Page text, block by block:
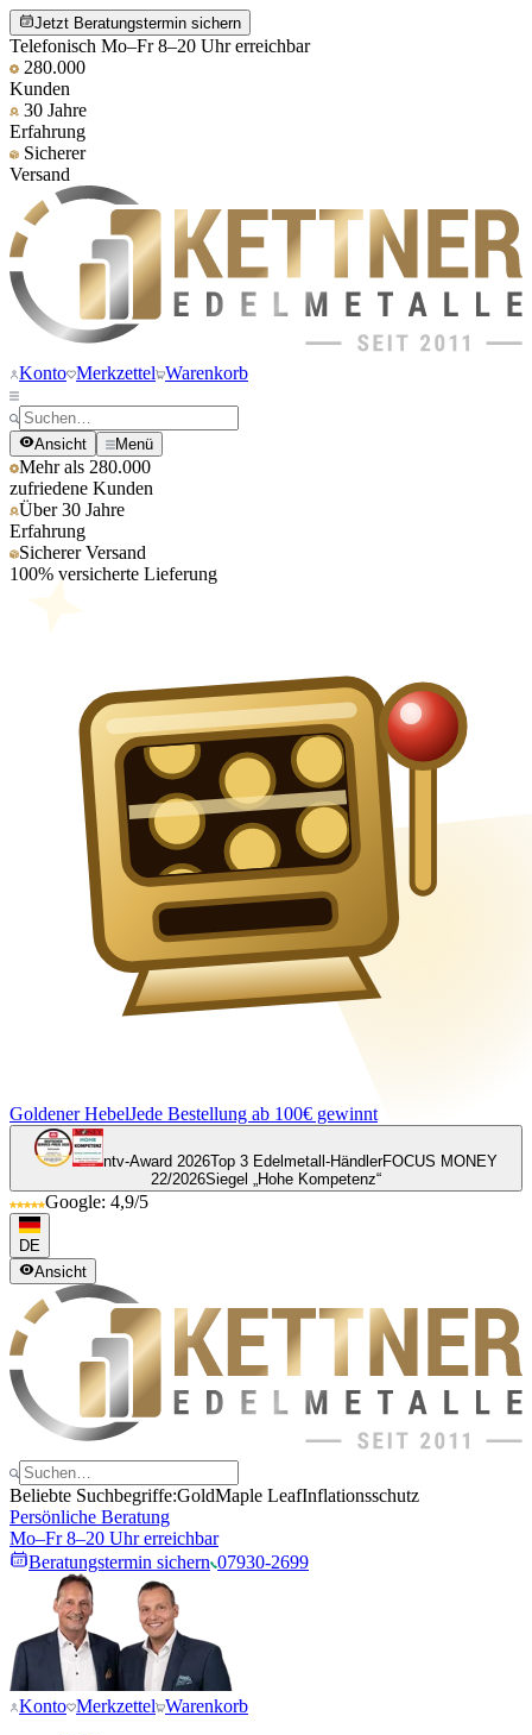
Jetzt Beratungstermin sichern
Telefonisch Mo–Fr 8–20 Uhr erreichbar
280.000
Kunden
30 Jahre
Erfahrung
Sicherer
Versand
Konto Merkzettel Warenkorb
Ansicht Menü
Mehr als 280.000
zufriedene Kunden
Über 30 Jahre
Erfahrung
Sicherer Versand
100% versicherte Lieferung
Goldener HebelJede Bestellung ab 100€ gewinnt
ntv-Award 2026Top 3 Edelmetall-HändlerFOCUS MONEY
22/2026Siegel „Hohe Kompetenz“
Google: 4,9/5
DE
Ansicht
Beliebte Suchbegriffe:GoldMaple LeafInflationsschutz
Persönliche Beratung
Mo–Fr 8–20 Uhr erreichbar
Beratungstermin sichern 07930-2699
Konto Merkzettel Warenkorb